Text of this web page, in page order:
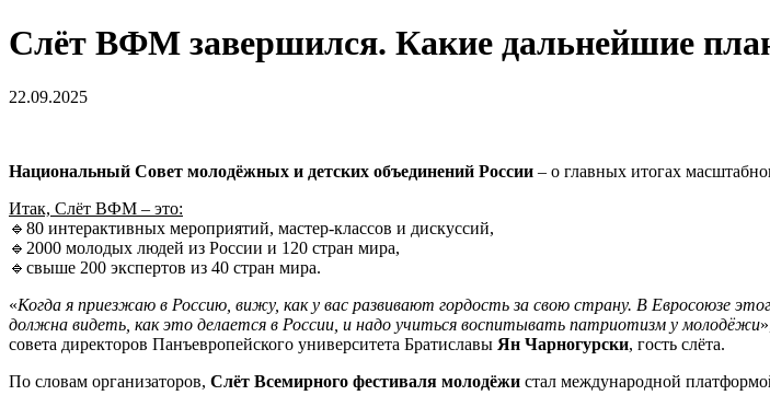
Слёт ВФМ завершился. Какие дальнейшие
22.09.2025
Национальный Совет молодёжных и детских объединений России – о главных итогах
Итак, Слёт ВФМ – это:
🔹80 интерактивных мероприятий, мастер-классов и дискуссий,
🔹2000 молодых людей из России и 120 стран мира,
🔹свыше 200 экспертов из 40 стран мира.
«Когда я приезжаю в Россию, вижу, как у вас развивают гордость за свою страну. В Евросоюзе
должна видеть, как это делается в России, и надо учиться воспитывать патриотизм у молодёжи
совета директоров Панъевропейского университета Братиславы Ян Чарногурски, гость слёта.
По словам организаторов, Слёт Всемирного фестиваля молодёжи стал международной